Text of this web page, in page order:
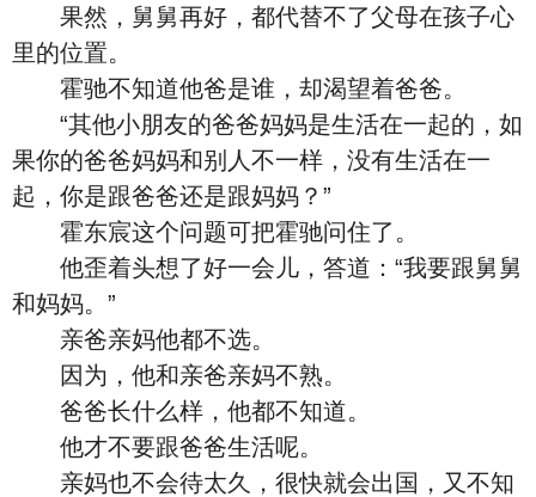
果然，舅舅再好，都代替不了父母在孩子心
里的位置。
霍驰不知道他爸是谁，却渴望着爸爸。
“其他小朋友的爸爸妈妈是生活在一起的，如
果你的爸爸妈妈和别人不一样，没有生活在一
起，你是跟爸爸还是跟妈妈？”
霍东宸这个问题可把霍驰问住了。
他歪着头想了好一会儿，答道：“我要跟舅舅
和妈妈。”
亲爸亲妈他都不选。
因为，他和亲爸亲妈不熟。
爸爸长什么样，他都不知道。
他才不要跟爸爸生活呢。
亲妈也不会待太久，很快就会出国，又不知